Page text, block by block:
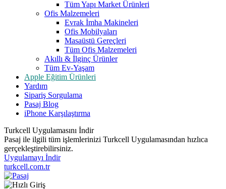
Tüm Yapı Market Ürünleri
Ofis Malzemeleri
Evrak İmha Makineleri
Ofis Mobilyaları
Masaüstü Gereçleri
Tüm Ofis Malzemeleri
Akıllı & İlginç Ürünler
Tüm Ev-Yaşam
Apple Eğitim Ürünleri
Yardım
Sipariş Sorgulama
Pasaj Blog
iPhone Karşılaştırma
Turkcell Uygulamasını İndir
Pasaj ile ilgili tüm işlemlerinizi Turkcell Uygulamasından hızlıca
gerçekleştirebilirsiniz.
Uygulamayı İndir
turkcell.com.tr